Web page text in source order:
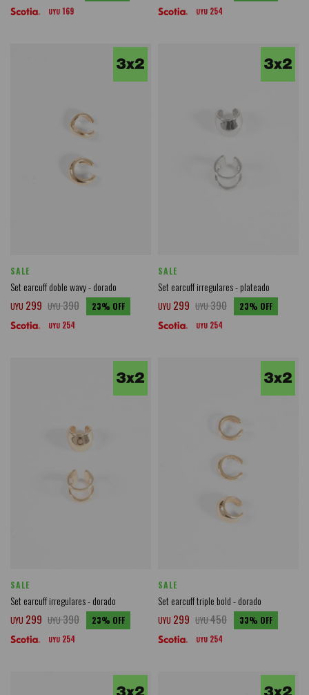
UYU 169 UYU 254
SALE
Set earcuff doble wavy - dorado
UYU 299 UYU390 23
UYU 254
SALE
Set earcuff irregulares - plateado
UYU 299 UYU390 23
UYU 254
SALE
Set earcuff irregulares - dorado
UYU 299 UYU390 23
UYU 254
SALE
Set earcuff triple bold - dorado
UYU 299 UYU450 33
UYU 254